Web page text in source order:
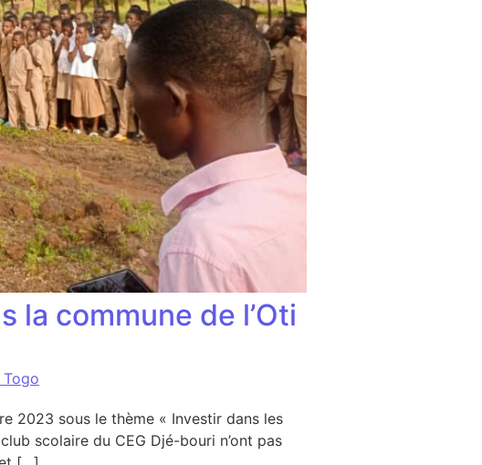
la commune de l’Oti
2023 sous le thème « Investir dans les
scolaire du CEG Djé-bouri n’ont pas